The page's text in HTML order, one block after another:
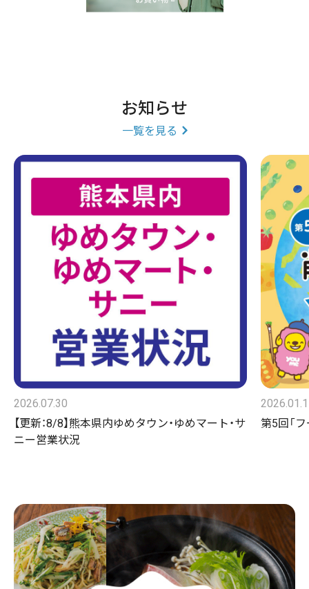
お知らせ
一覧を見る
2026.07.30
【更新：8/8】熊本県内ゆめタウン・ゆめマート・サ
ニー営業状況
第5回「